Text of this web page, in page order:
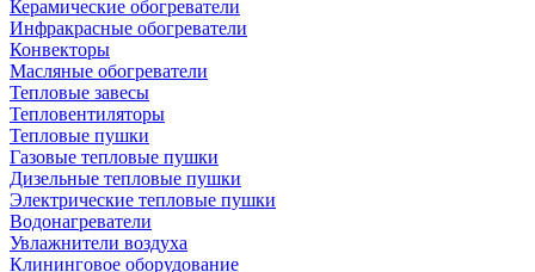
Керамические обогреватели
Инфракрасные обогреватели
Конвекторы
Масляные обогреватели
Тепловые завесы
Тепловентиляторы
Тепловые пушки
Газовые тепловые пушки
Дизельные тепловые пушки
Электрические тепловые пушки
Водонагреватели
Увлажнители воздуха
Клининговое оборудование